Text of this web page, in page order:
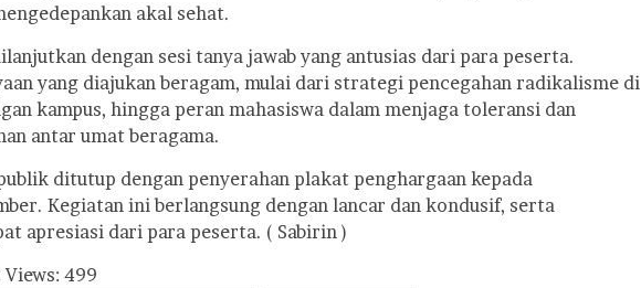
akal sehat.
dengan sesi tanya jawab yang antusias dari para peserta.
yang diajukan beragam, mulai dari strategi pencegahan radikalisme di
kampus, hingga peran mahasiswa dalam menjaga toleransi dan
antar umat beragama.
ditutup dengan penyerahan plakat penghargaan kepada
Kegiatan ini berlangsung dengan lancar dan kondusif, serta
apresiasi dari para peserta. ( Sabirin )
Views: 499